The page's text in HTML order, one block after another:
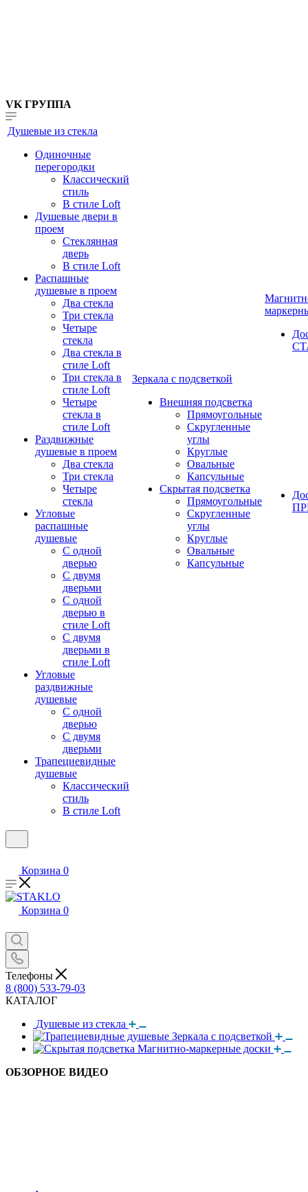
VK ГРУППА
Душевые из стекла
Одиночные
перегородки
Классический
стиль
В стиле Loft
Душевые двери в
проем
Стеклянная
дверь
В стиле Loft
Распашные
душевые в проем
Два стекла
Три стекла
Четыре
стекла
Два стекла в
стиле Loft
Три стекла в
стиле Loft
Четыре
стекла в
стиле Loft
Раздвижные
душевые в проем
Два стекла
Три стекла
Четыре
стекла
Угловые
распашные
душевые
С одной
дверью
С двумя
дверьми
С одной
дверью в
стиле Loft
С двумя
дверьми в
стиле Loft
Угловые
раздвижные
душевые
С одной
дверью
С двумя
дверьми
Трапециевидные
душевые
Классический
стиль
В стиле Loft
Зеркала с подсветкой
Внешняя подсветка
Прямоугольные
Скругленные
углы
Круглые
Овальные
Капсульные
Скрытая подсветка
Прямоугольные
Скругленные
углы
Круглые
Овальные
Капсульные
Корзина 0
Корзина 0
Телефоны
8 (800) 533-79-03
КАТАЛОГ
Душевые из стекла
Зеркала с подсветкой
Магнитно-маркерные доски
ОБЗОРНОЕ ВИДЕО